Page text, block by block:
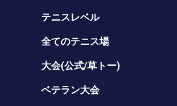
テニスレベル
全てのテニス場
大会(公式/草トー)
ベテラン大会